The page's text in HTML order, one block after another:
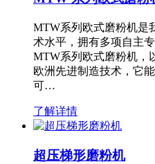
MTW系列欧式磨粉机是
术水平，拥有多项自主
MTW系列欧式磨粉机，
欧洲先进制造技术，它
可…
了解详情
超压梯形磨粉机